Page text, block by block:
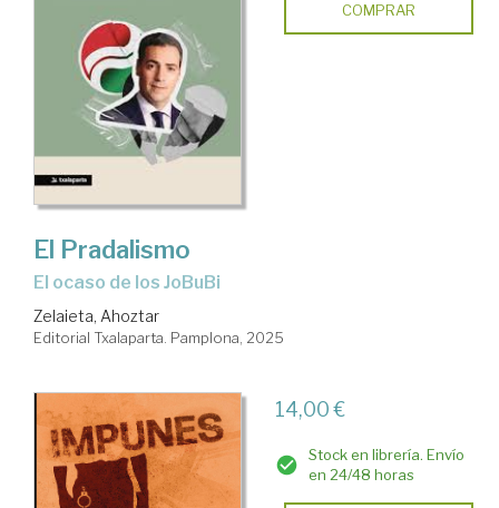
COMPRAR
El Pradalismo
El ocaso de los JoBuBi
Zelaieta, Ahoztar
Editorial Txalaparta. Pamplona, 2025
14,00 €
Stock en librería. Envío
en 24/48 horas